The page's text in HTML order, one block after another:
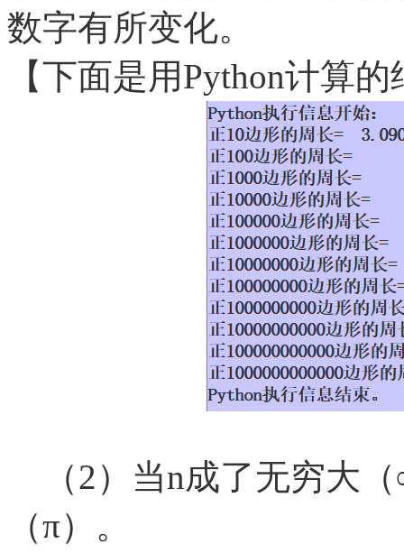
数字有所变化。
【下面是用Python计算的
（2）当n成了无穷大
（π）。